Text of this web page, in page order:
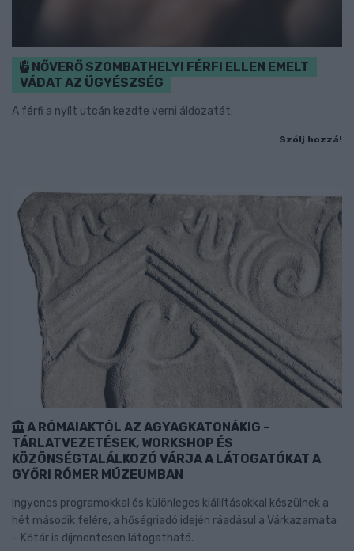
NŐVERŐ SZOMBATHELYI FÉRFI ELLEN EMELT
VÁDAT AZ ÜGYÉSZSÉG
A férfi a nyílt utcán kezdte verni áldozatát.
Szólj hozzá!
A RÓMAIAKTÓL AZ AGYAGKATONÁKIG –
TÁRLATVEZETÉSEK, WORKSHOP ÉS
KÖZÖNSÉGTALÁLKOZÓ VÁRJA A LÁTOGATÓKAT A
GYŐRI RÓMER MÚZEUMBAN
Ingyenes programokkal és különleges kiállításokkal készülnek a
hét második felére, a hőségriadó idején ráadásul a Várkazamata
– Kőtár is díjmentesen látogatható.